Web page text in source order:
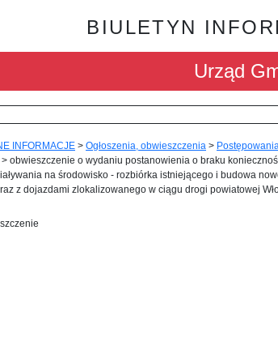
BIULETYN
Urząd
INFORMACJE > Ogłoszenia, obwieszczenia >
> obwieszczenie o wydaniu postanowienia o braku
na środowisko - rozbiórka istniejącego i budowa
z dojazdami zlokalizowanego w ciągu drogi powiatowej